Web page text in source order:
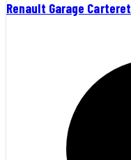
Renault Garage Carteret